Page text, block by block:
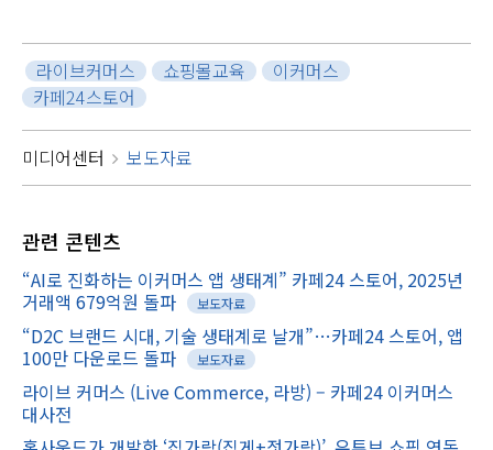
라이브커머스 쇼핑몰교육
이커머스
카페24스토어
미디어센터 보도자료
관련 콘텐츠
“AI로 진화하는 이커머스 앱 생태계” 카페24 스토어, 2025년
거래액 679억원 돌파
보도자료
“D2C 브랜드 시대, 기술 생태계로 날개”…카페24 스토어, 앱
100만 다운로드 돌파
보도자료
라이브 커머스 (Live Commerce, 라방) – 카페24 이커머스
대사전